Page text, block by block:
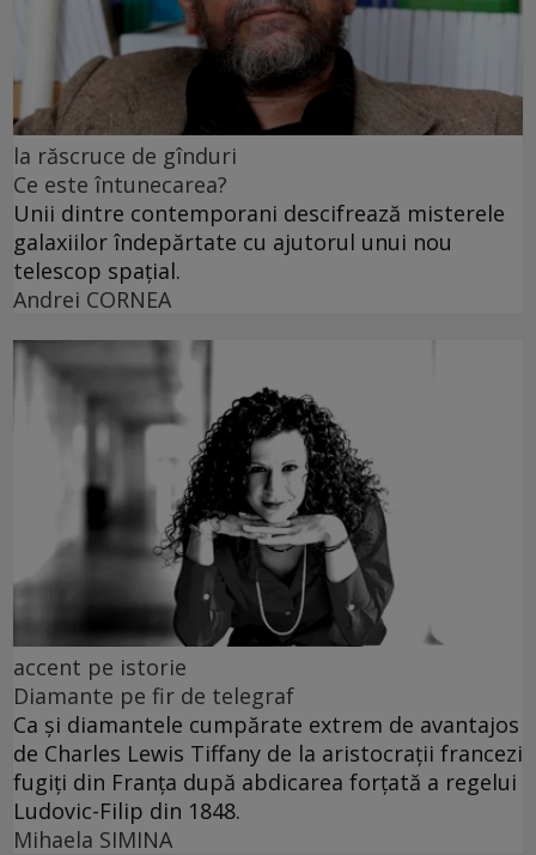
la răscruce de gînduri
Ce este întunecarea?
Unii dintre contemporani descifrează misterele
galaxiilor îndepărtate cu ajutorul unui nou
telescop spațial.
Andrei CORNEA
accent pe istorie
Diamante pe fir de telegraf
Ca și diamantele cumpărate extrem de avantajos
de Charles Lewis Tiffany de la aristocrații francezi
fugiți din Franța după abdicarea forțată a regelui
Ludovic-Filip din 1848.
Mihaela SIMINA